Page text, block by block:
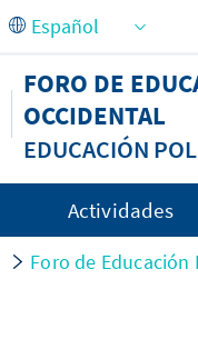
FORO DE
OCCIDENTAL
EDUCACIÓN
Actividades
Foro de